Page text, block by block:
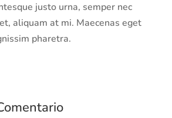
justo urna, semper nec
aliquam at mi. Maecenas eget
pharetra.